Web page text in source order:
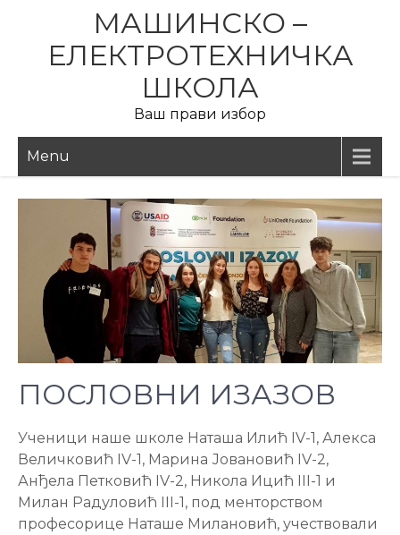
content
МАШИНСКО –
ЕЛЕКТРОТЕХНИЧКА
ШКОЛА
Ваш прави избор
Menu
ПОСЛОВНИ ИЗАЗОВ
Ученици наше школе Наташа Илић IV-1, Алекса
Величковић IV-1, Марина Јовановић IV-2,
Анђела Петковић IV-2, Никола Ицић III-1 и
Милан Радуловић III-1, под менторством
професорице Наташе Милановић, учествовали